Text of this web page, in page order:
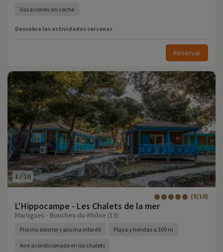
Vacaciones sin coche
Descubra las actividades cercanas
Reservar
1 / 16
L'Hippocampe - Les Chalets de la mer
(9/10)
Martigues - Bouches-du-Rhône (13)
Piscina exterior y piscina infantil Playa y tiendas a 300 m
Aire acondicionado en los chalets